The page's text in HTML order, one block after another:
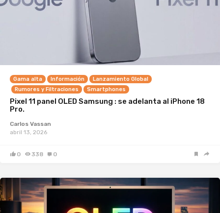
Gama alta Información
Lanzamiento Global
Rumores y Filtraciones
Smartphones
Pixel 11 panel OLED Samsung : se adelanta al iPhone 18
Pro.
Carlos Vassan
abril 13, 2026
0 338 0